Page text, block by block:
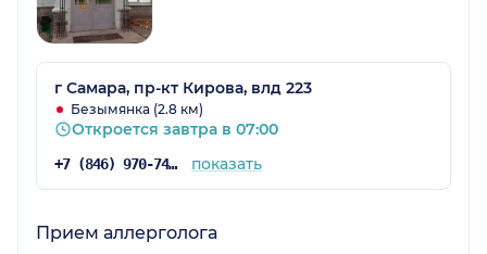
г Самара, пр-кт Кирова, влд 223
Безымянка (2.8 км)
Откроется завтра в 07:00
+7 (846) 970-74-50 показать
Прием аллерголога